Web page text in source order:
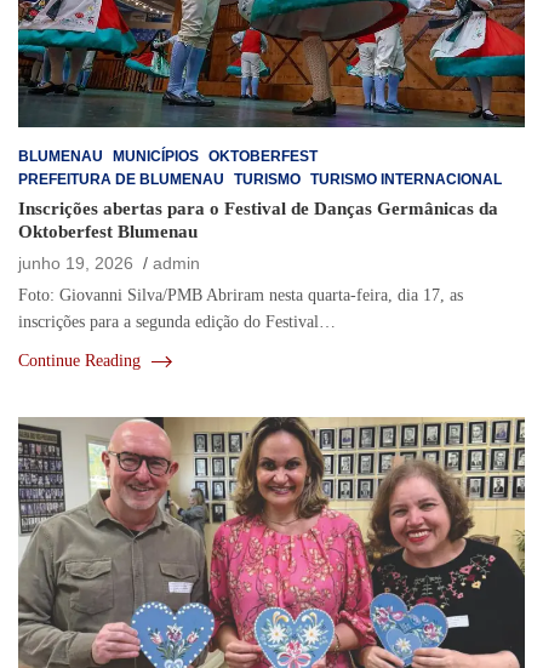
BLUMENAU MUNICÍPIOS OKTOBERFEST
PREFEITURA DE BLUMENAU
TURISMO TURISMO INTERNACIONAL
Inscrições abertas para o Festival de Danças Germânicas da
Oktoberfest Blumenau
junho 19, 2026
admin
Foto: Giovanni Silva/PMB Abriram nesta quarta-feira, dia 17, as
inscrições para a segunda edição do Festival…
Continue Reading